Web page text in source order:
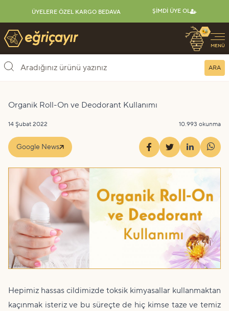
ÜYELERE ÖZEL KARGO BEDAVA ŞIMDI ÜYE OL
Eğriçayır Organik Arı Ürünleri 🐝
MENÜ
ARA
Organik Roll-On ve Deodorant Kullanımı
14 Şubat 2022 10.993 okunma
Google News
Hepimiz hassas cildimizde toksik kimyasallar kullanmaktan
kaçınmak isteriz ve bu süreçte de hiç kimse taze ve temiz